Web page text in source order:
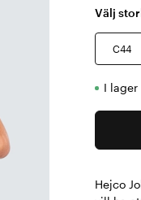
Välj
C44
I lager
Hejco